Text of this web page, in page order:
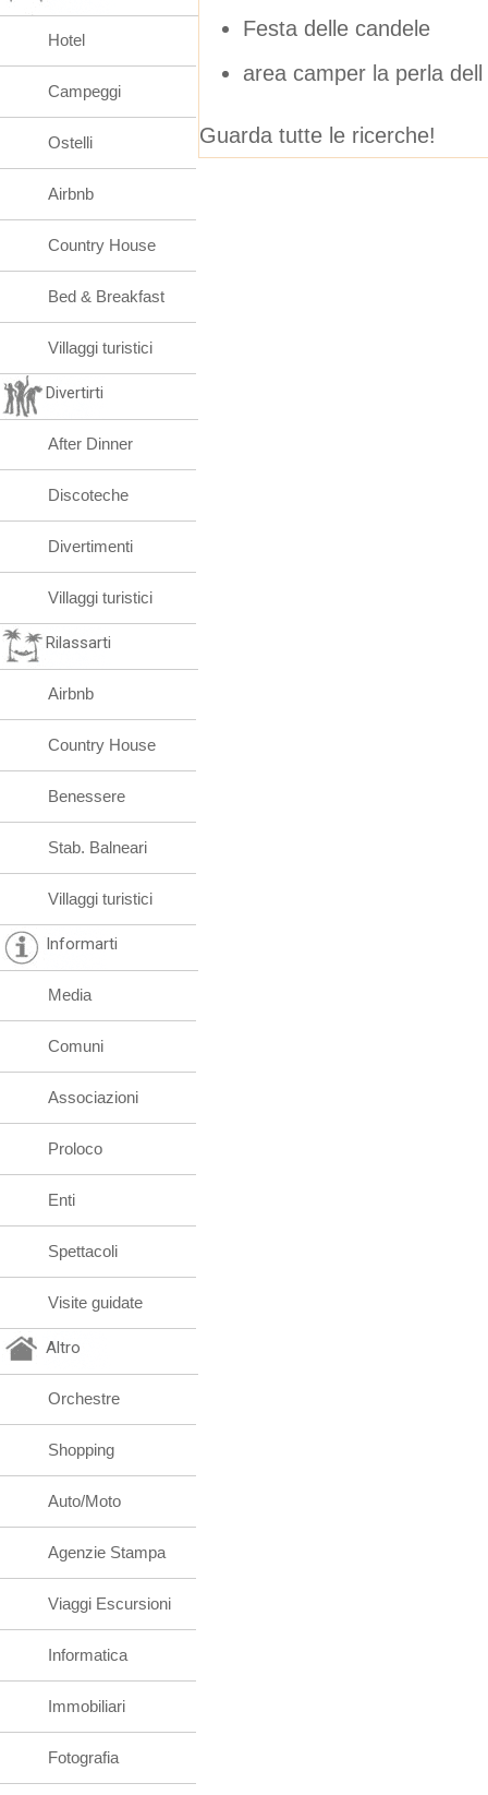
Festa delle candele
area camper la perla dell
Guarda tutte le ricerche!
Hotel
Campeggi
Ostelli
Airbnb
Country House
Bed & Breakfast
Villaggi turistici
Divertirti
After Dinner
Discoteche
Divertimenti
Villaggi turistici
Rilassarti
Airbnb
Country House
Benessere
Stab. Balneari
Villaggi turistici
Informarti
Media
Comuni
Associazioni
Proloco
Enti
Spettacoli
Visite guidate
Altro
Orchestre
Shopping
Auto/Moto
Agenzie Stampa
Viaggi Escursioni
Informatica
Immobiliari
Fotografia